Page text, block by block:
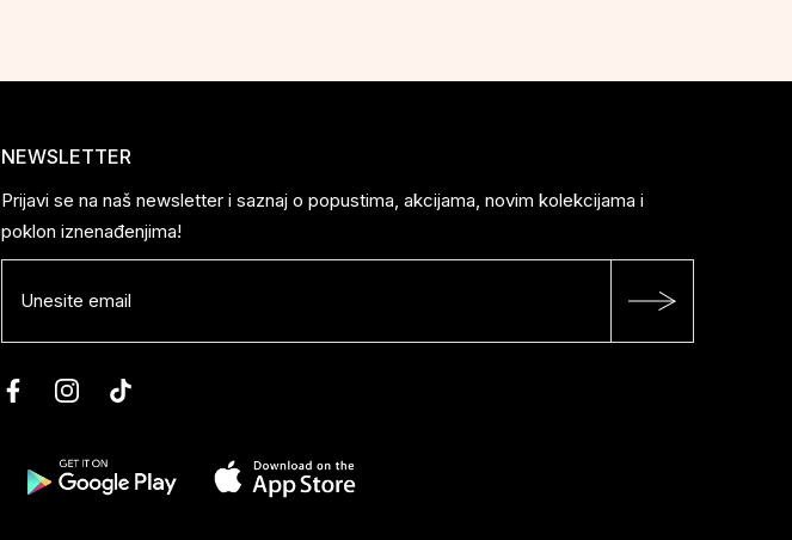
NEWSLETTER
Prijavi se na naš newsletter i saznaj o popustima, akcijama, novim kolekcijama i
poklon iznenađenjima!